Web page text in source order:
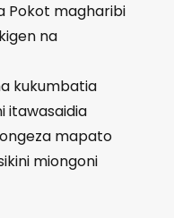
Pokot magharibi
na
kukumbatia
itawasaidia
mapato
miongoni